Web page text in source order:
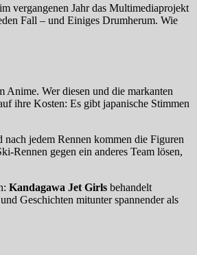
vergangenen Jahr das Multimediaprojekt
Fall – und Einiges Drumherum. Wie
Anime. Wer diesen und die markanten
ihre Kosten: Es gibt japanische Stimmen
jedem Rennen kommen die Figuren
Rennen gegen ein anderes Team lösen,
Kandagawa Jet Girls behandelt
Geschichten mitunter spannender als